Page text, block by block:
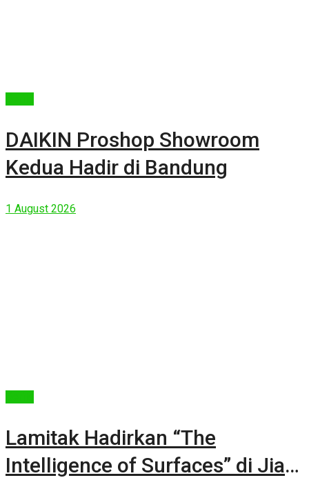
DAIKIN Proshop Showroom
Kedua Hadir di Bandung
1 August 2026
Lamitak Hadirkan “The
Intelligence of Surfaces” di Jia